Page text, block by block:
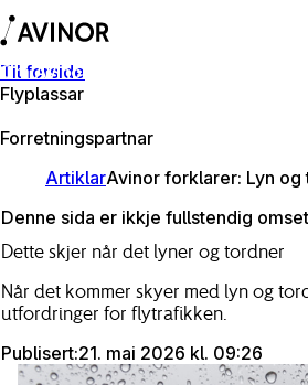
Til forside
Flyplassar
Forretningspartnar
Om Avinor
ArtiklarAvinor forklarer: Lyn og
Denne sida er ikkje fullstendig
Dette skjer når det lyner og tordner
Når det kommer skyer med lyn og
utfordringer for flytrafikken.
Publisert:21. mai 2026 kl. 09:26